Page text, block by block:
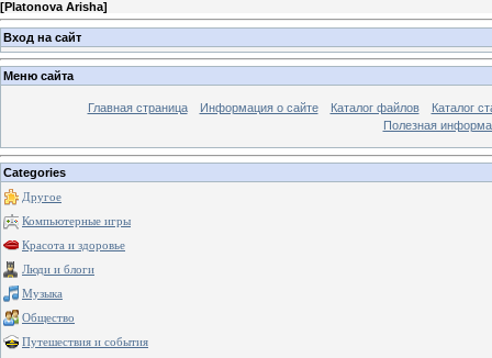
[Platonova Arisha]
Вход на сайт
Меню сайта
Главная страница Информация о сайте Каталог файлов
Каталог
Полезная
Categories
Другое
Компьютерные игры
Красота и здоровье
Люди и блоги
Музыка
Общество
Путешествия и события